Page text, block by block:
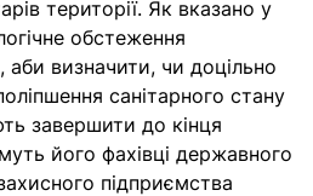
території. Як вказано у
обстеження
визначити, чи доцільно
санітарного стану
завершити до кінця
його фахівці державного
підприємства